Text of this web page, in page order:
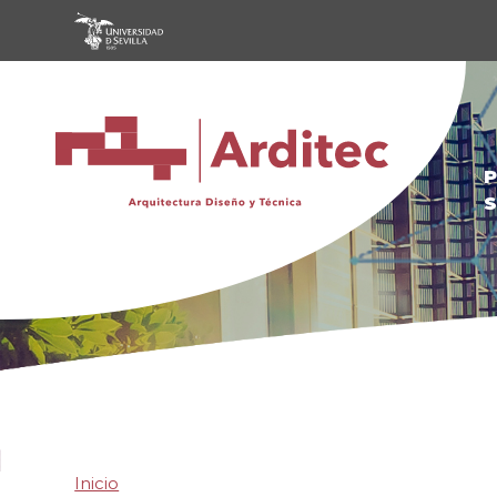
Pasar al contenido principal
Inicio